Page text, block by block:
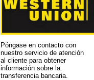
Póngase en contacto con
nuestro servicio de atención
al cliente para obtener
información sobre la
transferencia bancaria.